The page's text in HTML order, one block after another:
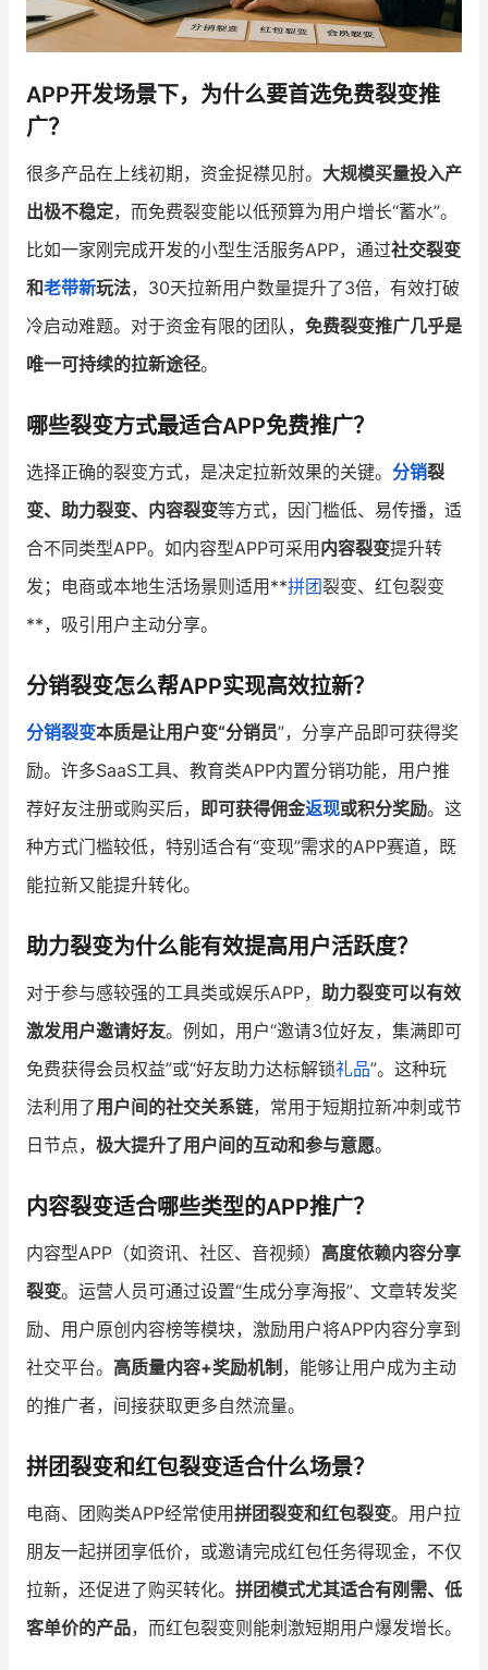
认证服务商 设计服务商
APP开发场景下，为什么要首选免费裂变推
广？
很多产品在上线初期，资金捉襟见肘。 大规模买量投入产
出极不稳定，而免费裂变能以低预算为用户增长“蓄水”。
比如一家刚完成开发的小型生活服务APP，通过社交裂变
和老带新玩法，30天拉新用户数量提升了3倍，有效打破
冷启动难题。对于资金有限的团队， 免费裂变推广几乎是
唯一可持续的拉新途径。
哪些裂变方式最适合APP免费推广？
选择正确的裂变方式，是决定拉新效果的关键。 分销裂
变、助力裂变、内容裂变等方式，因门槛低、易传播，适
合不同类型APP。如内容型APP可采用内容裂变提升转
发；电商或本地生活场景则适用**拼团裂变、红包裂变
**，吸引用户主动分享。
分销裂变怎么帮APP实现高效拉新？
分销裂变本质是让用户变“分销员”，分享产品即可获得奖
励。许多SaaS工具、教育类APP内置分销功能，用户推
荐好友注册或购买后， 即可获得佣金返现或积分奖励。这
种方式门槛较低，特别适合有“变现”需求的APP赛道，既
能拉新又能提升转化。
助力裂变为什么能有效提高用户活跃度？
对于参与感较强的工具类或娱乐APP， 助力裂变可以有效
激发用户邀请好友。例如，用户“邀请3位好友，集满即可
免费获得会员权益”或“好友助力达标解锁礼品”。这种玩
法利用了用户间的社交关系链，常用于短期拉新冲刺或节
日节点， 极大提升了用户间的互动和参与意愿。
内容裂变适合哪些类型的APP推广？
内容型APP（如资讯、社区、音视频） 高度依赖内容分享
裂变。运营人员可通过设置“生成分享海报”、文章转发奖
励、用户原创内容榜等模块，激励用户将APP内容分享到
社交平台。 高质量内容+奖励机制 ，能够让用户成为主动
的推广者，间接获取更多自然流量。
拼团裂变和红包裂变适合什么场景？
电商、团购类APP经常使用拼团裂变和红包裂变。用户拉
朋友一起拼团享低价，或邀请完成红包任务得现金，不仅
拉新，还促进了购买转化。 拼团模式尤其适合有刚需、低
客单价的产品，而红包裂变则能刺激短期用户爆发增长。